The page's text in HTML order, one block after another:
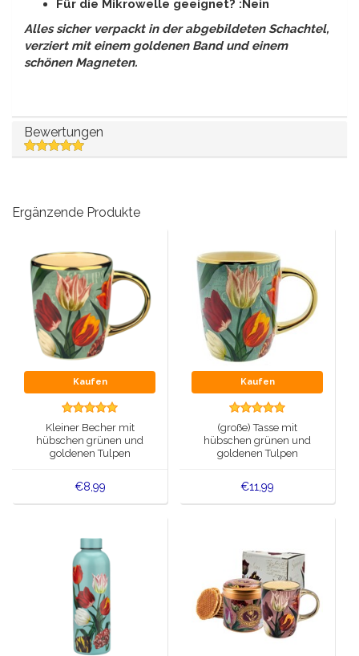
Für die Mikrowelle geeignet? :Nein
Alles sicher verpackt in der abgebildeten Schachtel,
verziert mit einem goldenen Band und einem
schönen Magneten.
Bewertungen
Ergänzende Produkte
Kaufen
Kleiner Becher mit
hübschen grünen und
goldenen Tulpen
€8,99
Kaufen
(große) Tasse mit
hübschen grünen und
goldenen Tulpen
€11,99